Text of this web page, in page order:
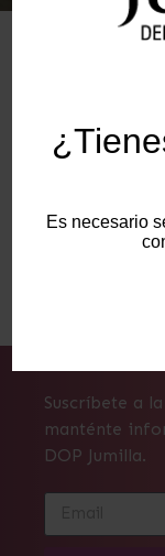
Es necesario
EN LA
Suscríbete a la
manténte
DOP Jumilla.